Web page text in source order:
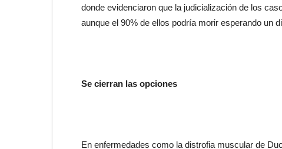
donde evidenciaron que la judicialización de los
aunque el 90% de ellos podría morir esperando un
Se cierran las opciones
En enfermedades como la distrofia muscular de